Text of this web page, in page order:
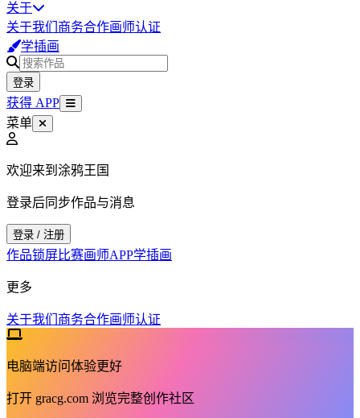
关于
关于我们 商务合作画师认证
学插画
登录
获得 APP
菜单
欢迎来到涂鸦王国
登录后同步作品与消息
登录 / 注册
作品锁屏比赛画师APP学插画
更多
关于我们 商务合作画师认证
电脑端访问体验更好
打开 gracg.com 浏览完整创作社区